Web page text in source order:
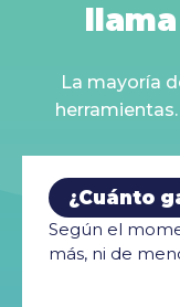
llama
La mayoría
¿Cuánto
Según el
más, ni de